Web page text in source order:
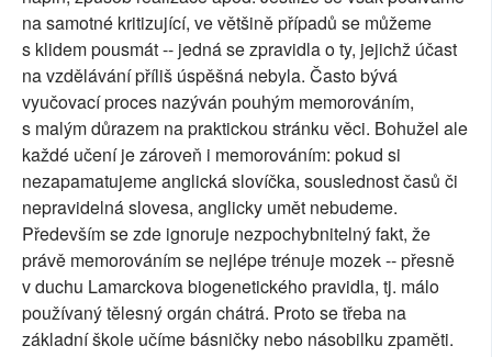
na samotné kritizující, ve většině případů se můžeme
s klidem pousmát -- jedná se zpravidla o ty, jejichž účast
na vzdělávání příliš úspěšná nebyla. Často bývá
vyučovací proces nazýván pouhým memorováním,
s malým důrazem na praktickou stránku věci. Bohužel ale
každé učení je zároveň i memorováním: pokud si
nezapamatujeme anglická slovíčka, souslednost časů či
nepravidelná slovesa, anglicky umět nebudeme.
Především se zde ignoruje nezpochybnitelný fakt, že
právě memorováním se nejlépe trénuje mozek -- přesně
v duchu Lamarckova biogenetického pravidla, tj. málo
používaný tělesný orgán chátrá. Proto se třeba na
základní škole učíme básničky nebo násobilku zpaměti.